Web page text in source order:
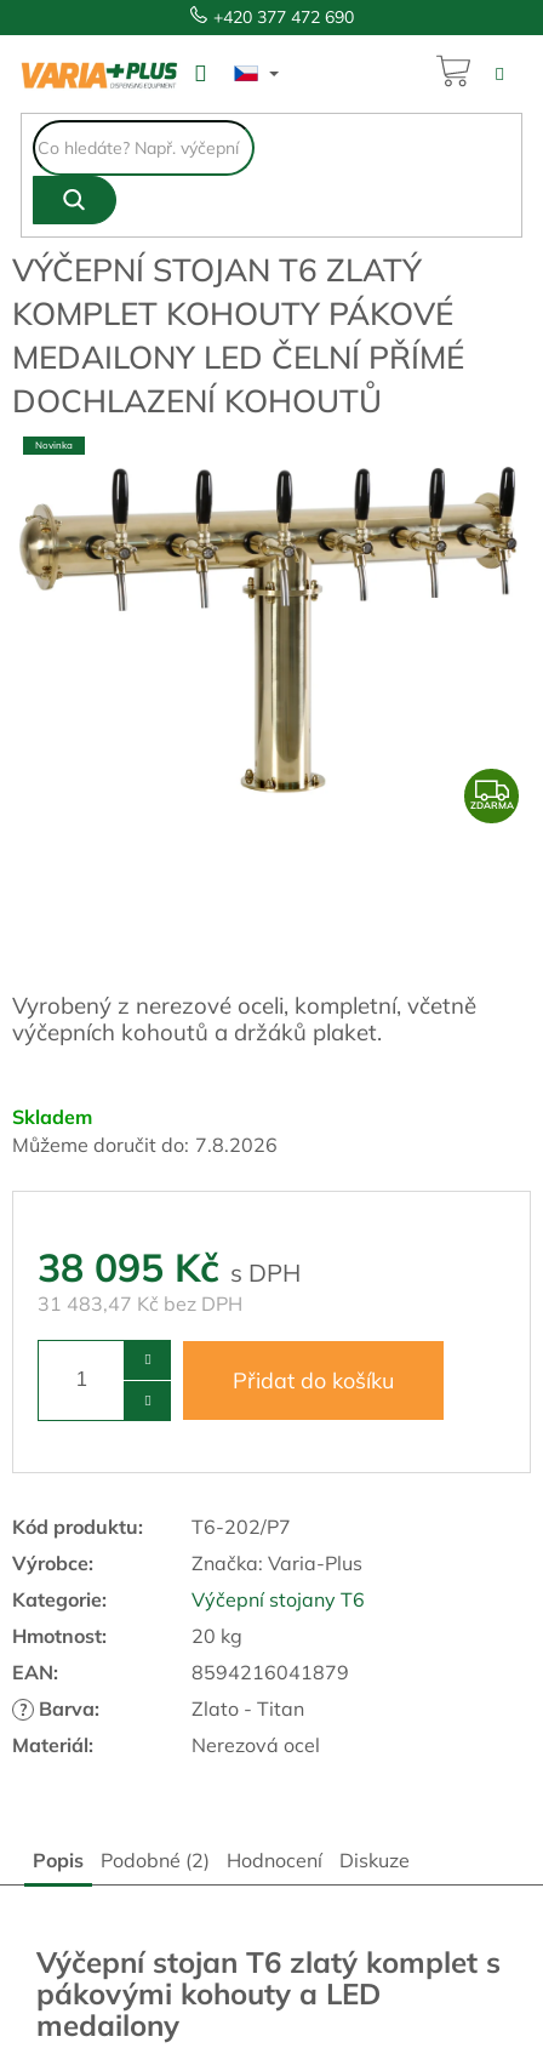
na
+420 377 472 690
VÝČEPNÍ STOJAN T6 ZLATÝ
KOMPLET KOHOUTY PÁKOVÉ
MEDAILONY LED ČELNÍ PŘÍMÉ
DOCHLAZENÍ KOHOUTŮ
Novinka
Z
D
ZDARMA
Skladem
Můžeme doručit do: 7.8.2026
38 095 Kč
31 483,47 Kč bez DPH
Přidat do košíku
Vyrobený z nerezové oceli, kompletní, včetně
výčepních kohoutů a držáků plaket.
Kód produktu:
T6-202/P7
Výrobce:
Značka: Varia-Plus
Kategorie:
Výčepní stojany T6
Hmotnost:
20 kg
EAN: 8594216041879
? Barva:
Zlato - Titan
Materiál: Nerezová ocel
Popis Podobné (2) Hodnocení Diskuze
Výčepní stojan T6 zlatý komplet s
pákovými kohouty a LED
medailony
38 095 Kč